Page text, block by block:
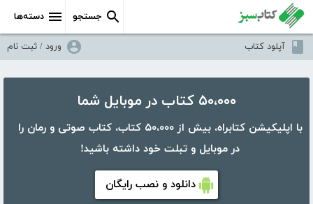
دسته‌ها جستجو
آپلود کتاب ورود / ثبت نام
۵۰،۰۰۰ کتاب در موبایل شما
با اپلیکیشن کتابراه، بیش از ۵۰،۰۰۰ کتاب، کتاب صوتی و رمان را
در موبایل و تبلت خود داشته باشید!
دانلود و نصب رایگان